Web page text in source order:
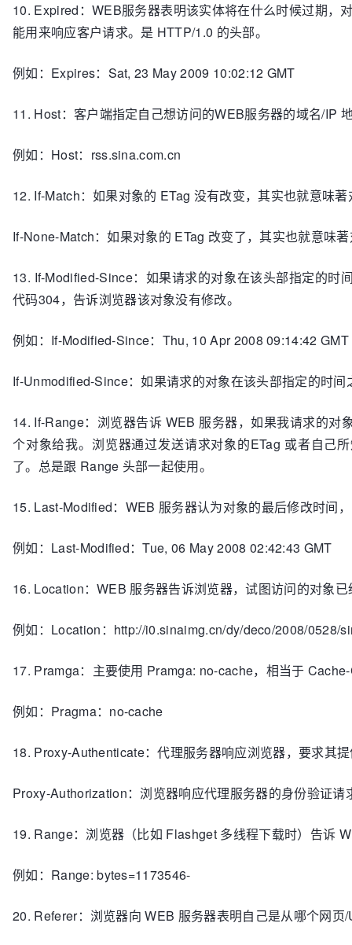
10. Expired：WEB服务器表明该实体将在什么时候过期，
能用来响应客户请求。是 HTTP/1.0 的头部。
例如：Expires：Sat, 23 May 2009 10:02:12 GMT
11. Host：客户端指定自己想访问的WEB服务器的域名/IP
例如：Host：rss.sina.com.cn
12. If-Match：如果对象的 ETag 没有改变，其实也就意味
If-None-Match：如果对象的 ETag 改变了，其实也就意味
13. If-Modified-Since：如果请求的对象在该头部指定的时
代码304，告诉浏览器该对象没有修改。
例如：If-Modified-Since：Thu, 10 Apr 2008 09:14:42 GMT
If-Unmodified-Since：如果请求的对象在该头部指定的时
14. If-Range：浏览器告诉 WEB 服务器，如果我请求的
个对象给我。浏览器通过发送请求对象的ETag 或者自己
了。总是跟 Range 头部一起使用。
15. Last-Modified：WEB 服务器认为对象的最后修改时间
例如：Last-Modified：Tue, 06 May 2008 02:42:43 GMT
16. Location：WEB 服务器告诉浏览器，试图访问的对象
例如：Location：http://i0.sinaimg.cn/dy/deco/2008/0528/
17. Pramga：主要使用 Pramga: no-cache，相当于
例如：Pragma：no-cache
18. Proxy-Authenticate：代理服务器响应浏览器，要求其
Proxy-Authorization：浏览器响应代理服务器的身份验证请
19. Range：浏览器（比如 Flashget 多线程下载时）告诉
例如：Range: bytes=1173546-
20. Referer：浏览器向 WEB 服务器表明自己是从哪个网